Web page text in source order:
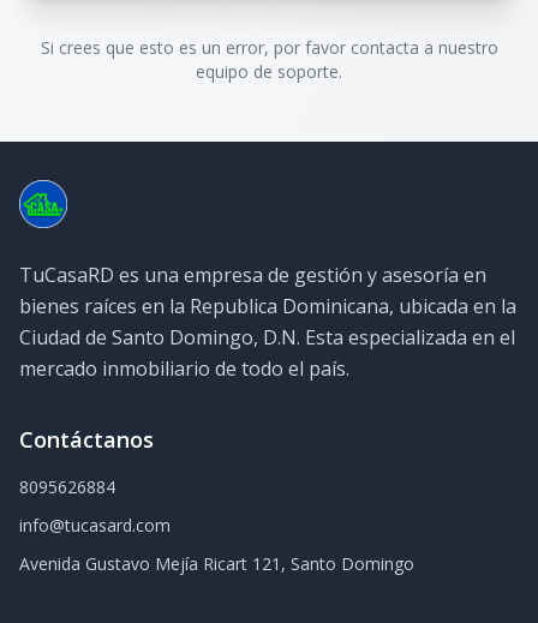
Si crees que esto es un error, por favor contacta a nuestro
equipo de soporte.
TuCasaRD es una empresa de gestión y asesoría en
bienes raíces en la Republica Dominicana, ubicada en la
Ciudad de Santo Domingo, D.N. Esta especializada en el
mercado inmobiliario de todo el país.
Contáctanos
8095626884
info@tucasard.com
Avenida Gustavo Mejía Ricart 121, Santo Domingo